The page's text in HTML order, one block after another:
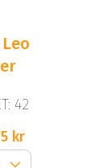
42
kr